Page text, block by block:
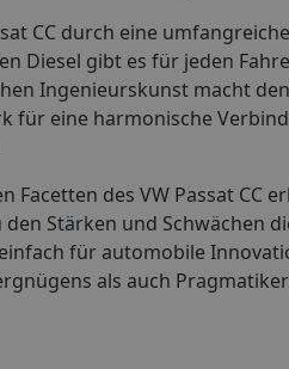
CC durch eine
Diesel gibt es für jeden
Ingenieurskunst macht
für eine harmonische
des VW Passat CC
Stärken und Schwächen
für automobile
als auch